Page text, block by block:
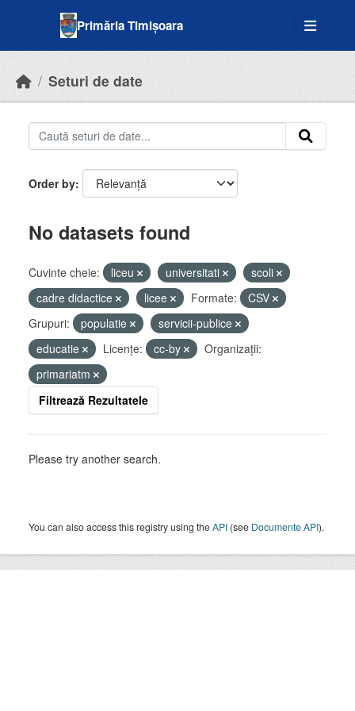
Primăria Timișoara
Seturi de date
Order by
No datasets found
Cuvinte cheie: liceu universitati
scoli
cadre didactice
licee Formate:
CSV
Grupuri:
populatie
servicii-publice
educatie
Licenţe: cc-by
Organizații:
primariatm
Filtrează Rezultatele
Please try another search.
You can also access this registry using theAPI (see Documente API).